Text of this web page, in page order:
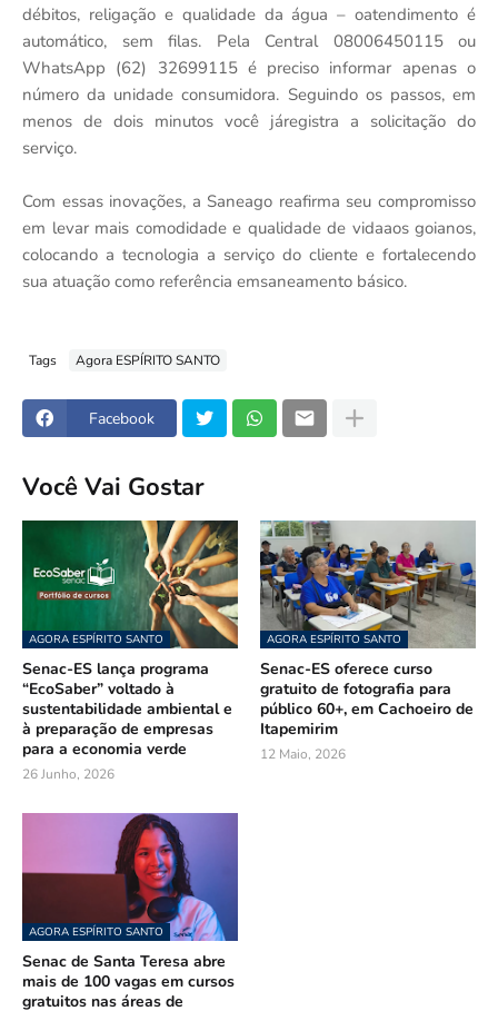
débitos, religação e qualidade da água – oatendimento é
automático, sem filas. Pela Central 08006450115 ou
WhatsApp (62) 32699115 é preciso informar apenas o
número da unidade consumidora. Seguindo os passos, em
menos de dois minutos você járegistra a solicitação do
serviço.
Com essas inovações, a Saneago reafirma seu compromisso
em levar mais comodidade e qualidade de vidaaos goianos,
colocando a tecnologia a serviço do cliente e fortalecendo
sua atuação como referência emsaneamento básico.
Tags Agora ESPÍRITO SANTO
Facebook
Você Vai Gostar
AGORA ESPÍRITO SANTO
Senac-ES lança programa
“EcoSaber” voltado à
sustentabilidade ambiental e
à preparação de empresas
para a economia verde
26 Junho, 2026
AGORA ESPÍRITO SANTO
Senac-ES oferece curso
gratuito de fotografia para
público 60+, em Cachoeiro de
Itapemirim
12 Maio, 2026
AGORA ESPÍRITO SANTO
Senac de Santa Teresa abre
mais de 100 vagas em cursos
gratuitos nas áreas de